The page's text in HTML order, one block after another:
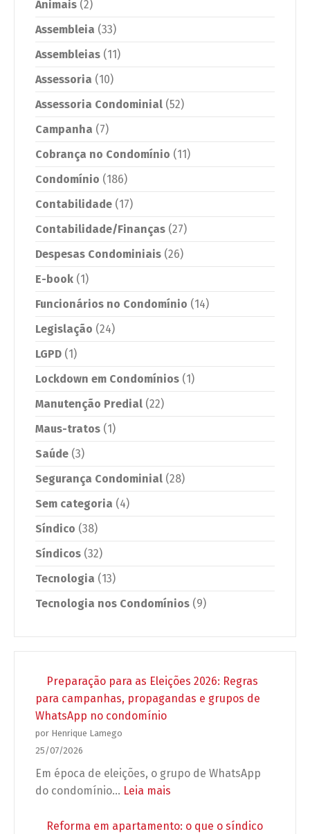
Animais (2)
Assembleia (33)
Assembleias (11)
Assessoria (10)
Assessoria Condominial (52)
Campanha (7)
Cobrança no Condomínio (11)
Condomínio (186)
Contabilidade (17)
Contabilidade/Finanças (27)
Despesas Condominiais (26)
E-book (1)
Funcionários no Condomínio (14)
Legislação (24)
LGPD (1)
Lockdown em Condomínios (1)
Manutenção Predial (22)
Maus-tratos (1)
Saúde (3)
Segurança Condominial (28)
Sem categoria (4)
Síndico (38)
Síndicos (32)
Tecnologia (13)
Tecnologia nos Condomínios (9)
Preparação para as Eleições 2026: Regras
para campanhas, propagandas e grupos de
WhatsApp no condomínio
por Henrique Lamego
25/07/2026
Em época de eleições, o grupo de WhatsApp
do condomínio… Leia mais
para
Reforma em apartamento: o que o síndico